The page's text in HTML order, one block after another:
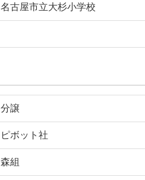
名古屋市立大杉小学校
分譲
ピボット社
森組